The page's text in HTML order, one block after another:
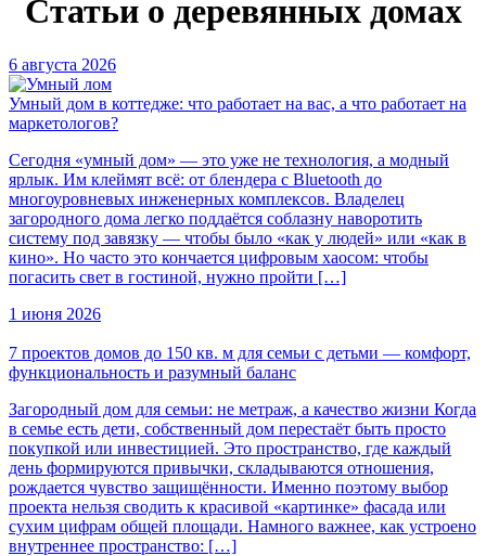
Статьи о деревянных домах
6 августа 2026
Умный дом в коттедже: что работает на вас, а что работает на
маркетологов?
Сегодня «умный дом» — это уже не технология, а модный
ярлык. Им клеймят всё: от блендера с Bluetooth до
многоуровневых инженерных комплексов. Владелец
загородного дома легко поддаётся соблазну наворотить
систему под завязку — чтобы было «как у людей» или «как в
кино». Но часто это кончается цифровым хаосом: чтобы
погасить свет в гостиной, нужно пройти […]
1 июня 2026
7 проектов домов до 150 кв. м для семьи с детьми — комфорт,
функциональность и разумный баланс
Загородный дом для семьи: не метраж, а качество жизни Когда
в семье есть дети, собственный дом перестаёт быть просто
покупкой или инвестицией. Это пространство, где каждый
день формируются привычки, складываются отношения,
рождается чувство защищённости. Именно поэтому выбор
проекта нельзя сводить к красивой «картинке» фасада или
сухим цифрам общей площади. Намного важнее, как устроено
внутреннее пространство: […]